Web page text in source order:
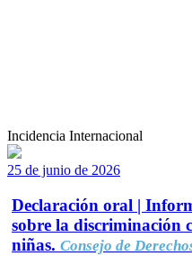
Incidencia Internacional
25 de junio de 2026
Declaración oral |
sobre la discriminación
niñas. Consejo de